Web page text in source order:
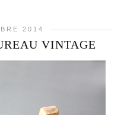
2014
VINTAGE